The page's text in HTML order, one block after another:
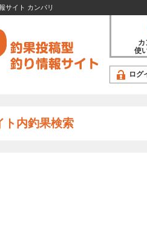
サイト カンパリ
カ
使
ログ
ト内釣果検索